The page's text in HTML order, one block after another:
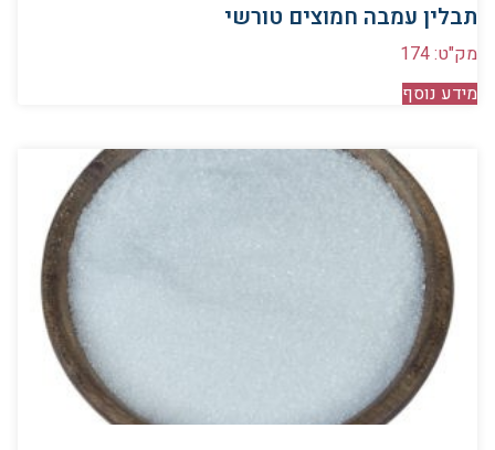
תבלין עמבה חמוצים טורשי
מק"ט: 174
מידע נוסף